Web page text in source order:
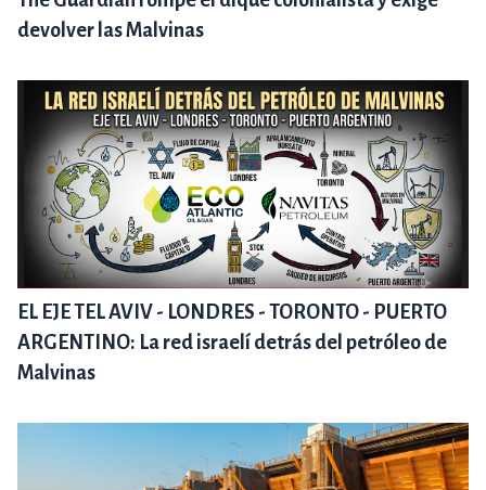
devolver las Malvinas
EL EJE TEL AVIV - LONDRES - TORONTO - PUERTO
ARGENTINO: La red israelí detrás del petróleo de
Malvinas